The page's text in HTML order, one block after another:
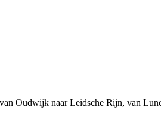
Oudwijk naar Leidsche Rijn, van